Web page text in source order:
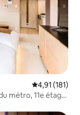
Évaluation
4,91 (181)
métro, 11e étage